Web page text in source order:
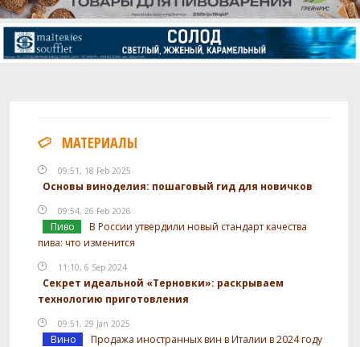
МАТЕРИАЛЫ
09:51, 18 Feb 2025
Основы виноделия: пошаговый гид для новичков
09:54, 26 Feb 2026
Пиво
В России утвердили новый стандарт качества
пива: что изменится
11:10, 6 Sep 2024
Секрет идеальной «Терновки»: раскрываем
технологию приготовления
09:51, 29 Jan 2025
Вино
Продажа иностранных вин в Италии в 2024 году